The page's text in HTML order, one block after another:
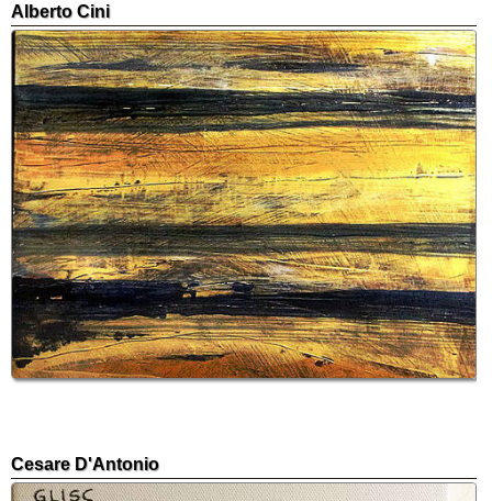
Alberto Cini
Cesare D'Antonio